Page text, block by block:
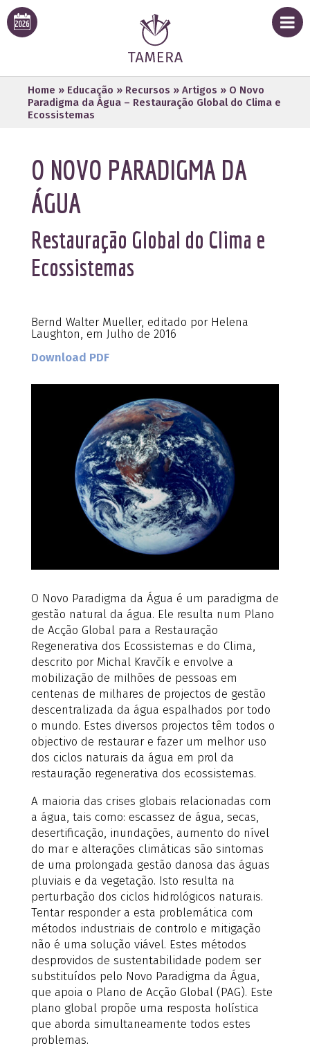
Home » Educação » Recursos » Artigos » O Novo
Paradigma da Água – Restauração Global do Clima e
Ecossistemas
O NOVO PARADIGMA DA
ÁGUA
Restauração Global do Clima e
Ecossistemas
Bernd Walter Mueller, editado por Helena
Laughton, em Julho de 2016
Download PDF
O Novo Paradigma da Água é um paradigma de
gestão natural da água. Ele resulta num Plano
de Acção Global para a Restauração
Regenerativa dos Ecossistemas e do Clima,
descrito por Michal Kravčík e envolve a
mobilização de milhões de pessoas em
centenas de milhares de projectos de gestão
descentralizada da água espalhados por todo
o mundo. Estes diversos projectos têm todos o
objectivo de restaurar e fazer um melhor uso
dos ciclos naturais da água em prol da
restauração regenerativa dos ecossistemas.
A maioria das crises globais relacionadas com
a água, tais como: escassez de água, secas,
desertificação, inundações, aumento do nível
do mar e alterações climáticas são sintomas
de uma prolongada gestão danosa das águas
pluviais e da vegetação. Isto resulta na
perturbação dos ciclos hidrológicos naturais.
Tentar responder a esta problemática com
métodos industriais de controlo e mitigação
não é uma solução viável. Estes métodos
desprovidos de sustentabilidade podem ser
substituídos pelo Novo Paradigma da Água,
que apoia o Plano de Acção Global (PAG). Este
plano global propõe uma resposta holística
que aborda simultaneamente todos estes
problemas.